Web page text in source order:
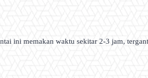
ini memakan waktu sekitar 2-3 jam,